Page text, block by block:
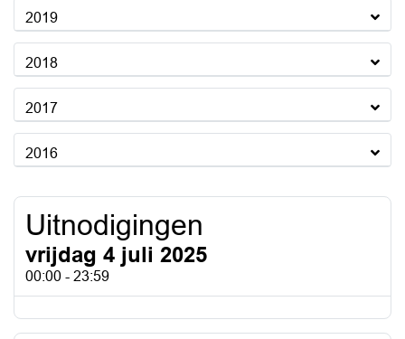
2019
2018
2017
2016
Uitnodigingen
vrijdag 4 juli 2025
00:00 - 23:59